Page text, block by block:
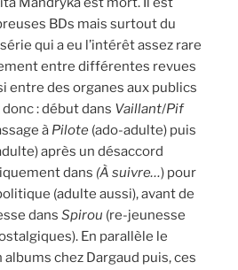
BDs mais surtout du
qui a eu l’intérêt assez rare
entre différentes revues
entre des organes aux publics
: début dans Vaillant/Pif
à Pilote (ado-adulte) puis
après un désaccord
dans (À suivre…) pour
(adulte aussi), avant de
dans Spirou (re-jeunesse
En parallèle le
albums chez Dargaud puis, ces